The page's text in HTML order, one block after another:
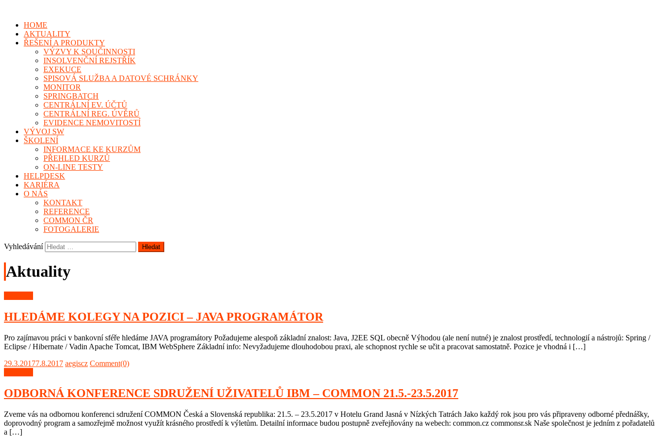
HOME
AKTUALITY
ŘEŠENÍ A PRODUKTY
VÝZVY K SOUČINNOSTI
INSOLVENČNÍ REJSTŘÍK
EXEKUCE
SPISOVÁ SLUŽBA A DATOVÉ SCHRÁNKY
MONITOR
SPRINGBATCH
CENTRÁLNÍ EV. ÚČTŮ
CENTRÁLNÍ REG. ÚVĚRŮ
EVIDENCE NEMOVITOSTÍ
VÝVOJ SW
ŠKOLENÍ
INFORMACE KE KURZŮM
PŘEHLED KURZŮ
ON-LINE TESTY
HELPDESK
KARIÉRA
O NÁS
KONTAKT
REFERENCE
COMMON ČR
FOTOGALERIE
Vyhledávání
Aktuality
HLEDÁME KOLEGY NA POZICI – JAVA PROGRAMÁTOR
Pro zajímavou práci v bankovní sféře hledáme JAVA programátory Požadujeme alespoň základní znalost: Java, J2EE SQL obecně Výhodou (ale není nutné) je znalost prostředí, technologií a nástrojů: Spring /
Eclipse / Hibernate / Vadin Apache Tomcat, IBM WebSphere Základní info: Nevyžadujeme dlouhodobou praxi, ale schopnost rychle se učit a pracovat samostatně. Pozice je vhodná i […]
29.3.20177.8.2017 aegiscz Comment(0)
ODBORNÁ KONFERENCE SDRUŽENÍ UŽIVATELŮ IBM – COMMON 21.5.-23.5.2017
Zveme vás na odbornou konferenci sdružení COMMON Česká a Slovenská republika: 21.5. – 23.5.2017 v Hotelu Grand Jasná v Nízkých Tatrách Jako každý rok jsou pro vás připraveny odborné přednášky,
doprovodný program a samozřejmě možnost využít krásného prostředí k výletům. Detailní informace budou postupně zveřejňovány na webech: common.cz commonsr.sk Naše společnost je jedním z pořadatelů
a […]